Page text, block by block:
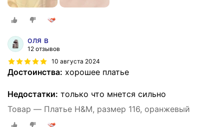
оля в
12 отзывов
10 августа 2024
Достоинства: хорошее платье
Недостатки: только что мнется сильно
Товар — Платье H&M, размер 116, оранжевый